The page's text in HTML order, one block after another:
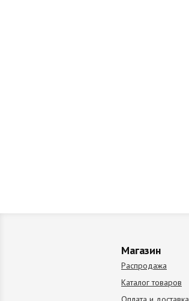
Магазин
Распродажа
Каталог товаров